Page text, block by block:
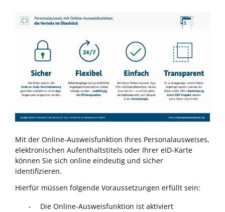
Mit der Online-Ausweisfunktion Ihres Personalausweises,
elektronischen Aufenthaltstitels oder Ihrer eID-Karte
können Sie sich online eindeutig und sicher
identifizieren.
Hierfür müssen folgende Voraussetzungen erfüllt sein:
Die Online-Ausweisfunktion ist aktiviert